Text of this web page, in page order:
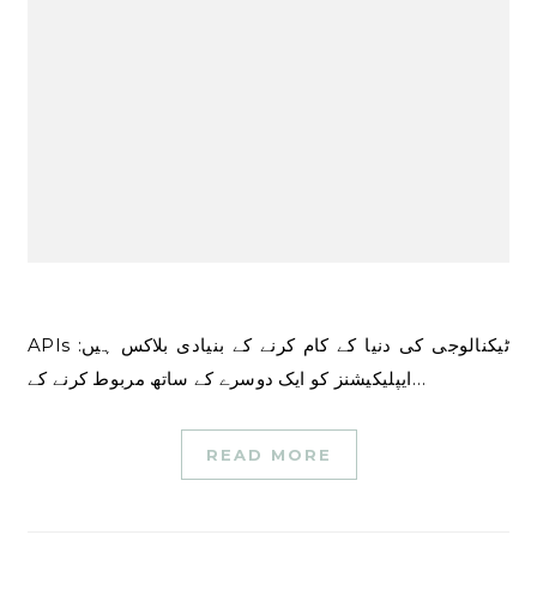
APIs ٹیکنالوجی کی دنیا کے کام کرنے کے بنیادی بلاکس ہیں:
ایپلیکیشنز کو ایک دوسرے کے ساتھ مربوط کرنے کے…
READ MORE